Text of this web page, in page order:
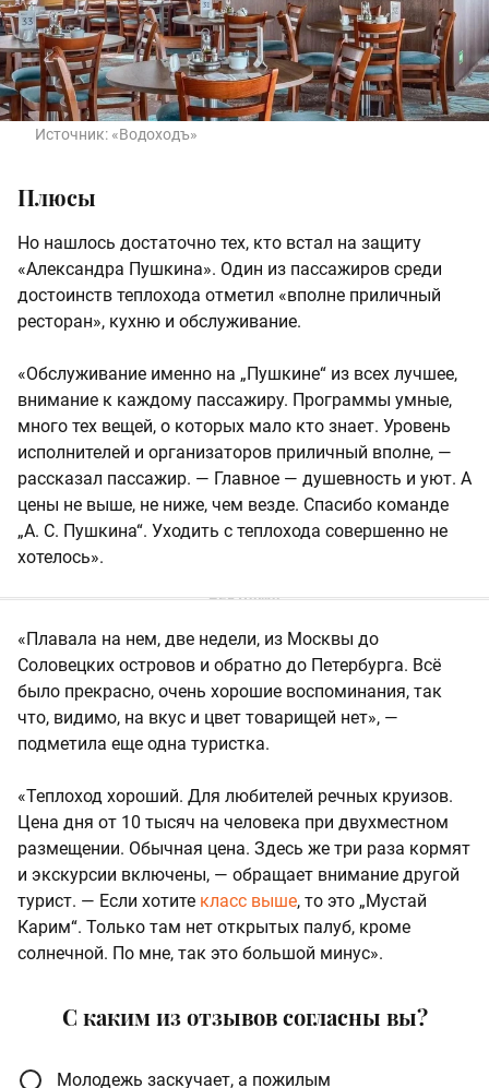
Источник: «Водоходъ»
Плюсы
Но нашлось достаточно тех, кто встал на защиту
«Александра Пушкина». Один из пассажиров среди
достоинств теплохода отметил «вполне приличный
ресторан», кухню и обслуживание.
«Обслуживание именно на „Пушкине“ из всех лучшее,
внимание к каждому пассажиру. Программы умные,
много тех вещей, о которых мало кто знает. Уровень
исполнителей и организаторов приличный вполне, —
рассказал пассажир. — Главное — душевность и уют. А
цены не выше, не ниже, чем везде. Спасибо команде
„А. С. Пушкина“. Уходить с теплохода совершенно не
хотелось».
«Плавала на нем, две недели, из Москвы до
Соловецких островов и обратно до Петербурга. Всё
было прекрасно, очень хорошие воспоминания, так
что, видимо, на вкус и цвет товарищей нет», —
подметила еще одна туристка.
«Теплоход хороший. Для любителей речных круизов.
Цена дня от 10 тысяч на человека при двухместном
размещении. Обычная цена. Здесь же три раза кормят
и экскурсии включены, — обращает внимание другой
турист. — Если хотите класс выше, то это „Мустай
Карим“. Только там нет открытых палуб, кроме
солнечной. По мне, так это большой минус».
С каким из отзывов согласны вы?
Молодежь заскучает, а пожилым